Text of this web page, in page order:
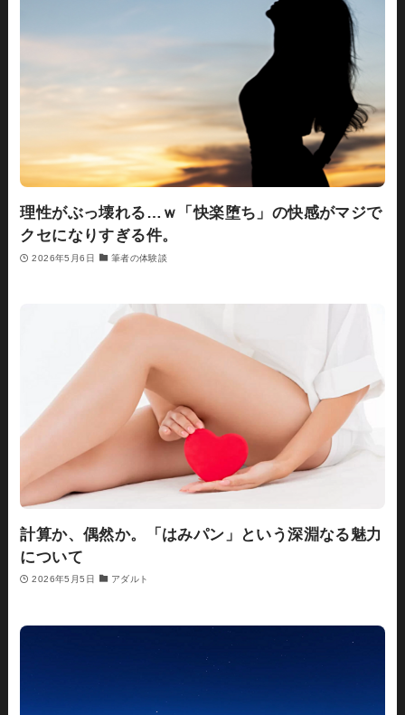
理性がぶっ壊れる…ｗ「快楽堕ち」の快感がマジで
クセになりすぎる件。
2026年5月6日 筆者の体験談
計算か、偶然か。「はみパン」という深淵なる魅力
について
2026年5月5日 アダルト